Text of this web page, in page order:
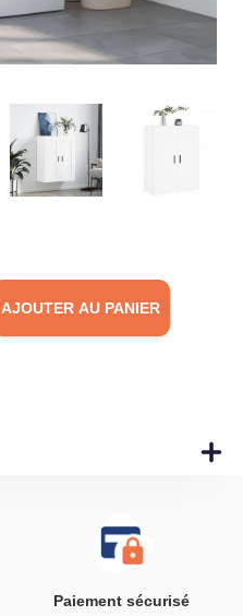
AJOUTER AU PANIER
Paiement sécurisé